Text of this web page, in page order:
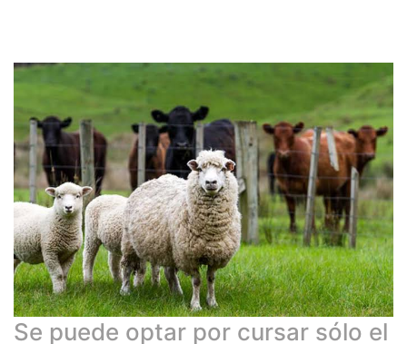
Se puede optar por cursar sólo el